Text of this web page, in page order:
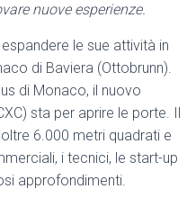
nuove esperienze.
le sue attività in
di Baviera (Ottobrunn).
di Monaco, il nuovo
sta per aprire le porte. Il
6.000 metri quadrati e
i tecnici, le start-up
approfondimenti.